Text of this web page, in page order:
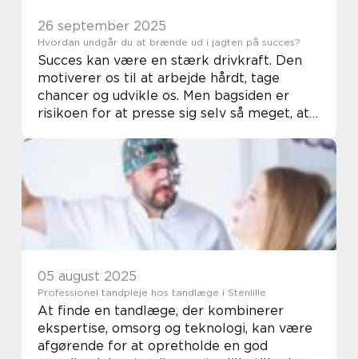
26 september 2025
Hvordan undgår du at brænde ud i jagten på succes?
Succes kan være en stærk drivkraft. Den
motiverer os til at arbejde hårdt, tage
chancer og udvikle os. Men bagsiden er
risikoen for at presse sig selv så meget, at
oplever stress...
05 august 2025
Professionel tandpleje hos tandlæge i Stenlille
At finde en tandlæge, der kombinerer
ekspertise, omsorg og teknologi, kan være
afgørende for at opretholde en god